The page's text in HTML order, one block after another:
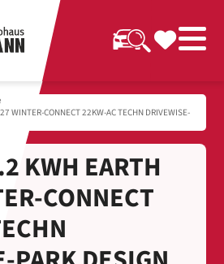
WINTER-CONNECT 22KW-AC TECHN DRIVEWISE-
KWH EARTH
CONNECT